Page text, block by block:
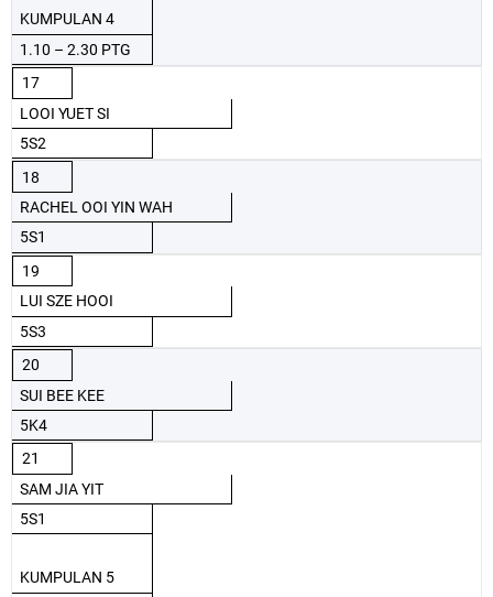
KUMPULAN 4
1.10 – 2.30 PTG
17
LOOI YUET SI
5S2
18
RACHEL OOI YIN WAH
5S1
19
LUI SZE HOOI
5S3
20
SUI BEE KEE
5K4
21
SAM JIA YIT
5S1
KUMPULAN 5